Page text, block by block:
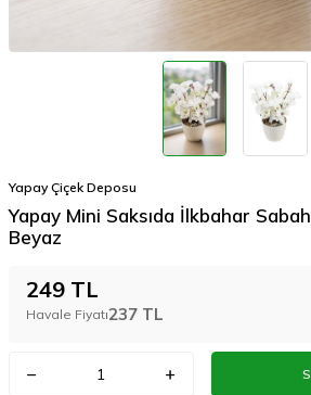
Yapay Çiçek Deposu
Yapay Mini Saksıda İlkbahar
Beyaz
249 TL
Havale Fiyatı237 TL